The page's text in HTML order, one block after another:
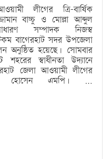
লীগের ত্রি-বার্ষিক
বাচ্চু ও মোল্লা আব্দুল
সম্পাদক নিজস্ব
বাগেরহাট সদর উপজেলা
অনুষ্ঠিত হয়েছে। সোমবার
স্বাধীনতা উদ্যানে
জেলা আওয়ামী লীগের
হোসেন এমপি। …